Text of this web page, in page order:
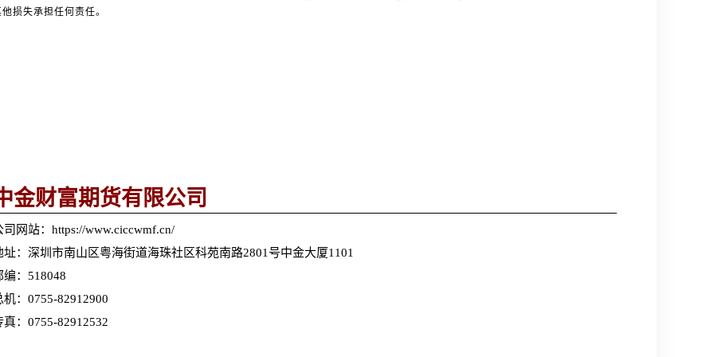
他损失承担任何责任。
金财富期货有限公司
司网站：https://www.ciccwmf.cn/
址：深圳市南山区粤海街道海珠社区科苑南路2801号中金大厦1101
编：518048
机：0755-82912900
真：0755-82912532